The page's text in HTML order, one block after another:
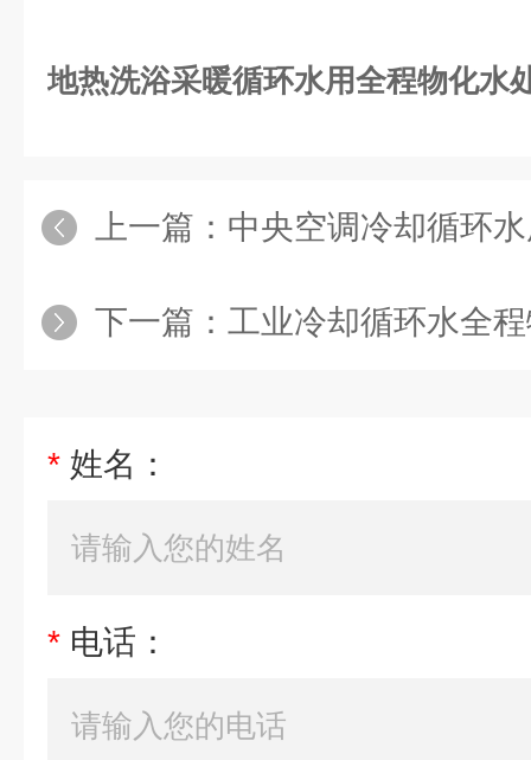
地热洗浴采暖循环水用全程物化水
上一篇： 中央空调冷却循环
下一篇： 工业冷却循环水全
* 姓名：
* 电话：